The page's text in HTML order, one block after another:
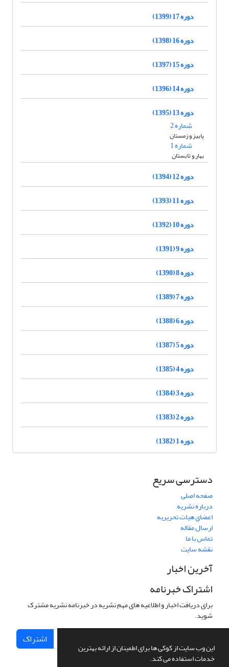
این وب سایت از کوکی ها برای اطمینان از ارائه بهترین
خدمات استفاده می کند.
دوره 17 (1399)
دوره 16 (1398)
دوره 15 (1397)
دوره 14 (1396)
دوره 13 (1395)
شماره 2
پاییز و زمستان
شماره 1
بهار و تابستان
دوره 12 (1394)
دوره 11 (1393)
دوره 10 (1392)
دوره 9 (1391)
دوره 8 (1390)
دوره 7 (1389)
دوره 6 (1388)
دوره 5 (1387)
دوره 4 (1385)
دوره 3 (1384)
دوره 2 (1383)
دوره 1 (1382)
دسترسی سریع
صفحه اصلی
درباره نشریه
اعضای هیات تحریریه
ارسال مقاله
تماس با ما
نقشه سایت
آخرین اخبار
اشتراک خبرنامه
برای دریافت اخبار و اطلاعیه های مهم نشریه در خبرنامه نشریه مشترک
شوید.
اشتراک